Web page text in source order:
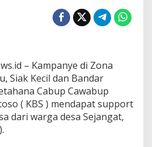
– Kampanye di Zona
Siak Kecil dan Bandar
Cabup Cawabup
( KBS ) mendapat support
dari warga desa Sejangat,